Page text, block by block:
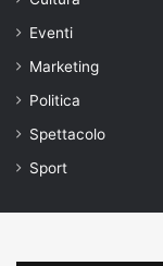
Eventi
Marketing
Politica
Spettacolo
Sport